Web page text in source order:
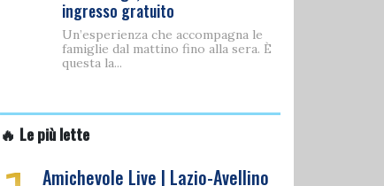
ingresso gratuito
Un’esperienza che accompagna le
famiglie dal mattino fino alla sera. È
questa la...
🔥 Le più lette
Amichevole Live | Lazio-Avellino